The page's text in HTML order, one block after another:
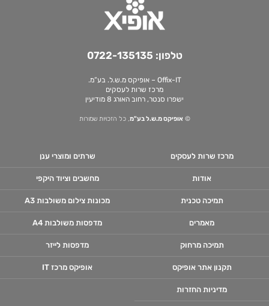
טלפון: 0722-135135
Offix-IT – אופיקס מ.ש.ל. בע”מ.
מרכז שרות לעסקים
ישפרו סנטר, רחוב האורג 8 מודיעין
© אופיקס מ.ש.ל בע"מ, כל הזכויות שמורות
מרכז שרות לעסקים
אודות
תמיכה טכנית
מאמרים
תמיכה מרחוק
תקנון אתר אופיקס
מדיניות החזרות
שרתים ומוצרי ענן
מחשבים וציוד היקפי
מכונות צילום משולבות A3
מדפסות משולבות A4
מדפסות לייזר
אופיקס מרכז IT